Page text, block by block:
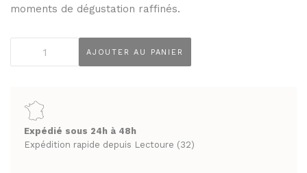
ENTRE 20€ ET 50€
FROMAGERIE
À commander et retirer en boutique
PLUS DE 50€
FROMAGERIE
À commander et retirer en boutique
LA CAVE
APÉRITIFS
moments de dégustation raffinés.
1962
AOC
Bas-
AJOUTER AU PANIER
Expédié sous 24h à 48h
Expédition rapide depuis Lectoure (32)